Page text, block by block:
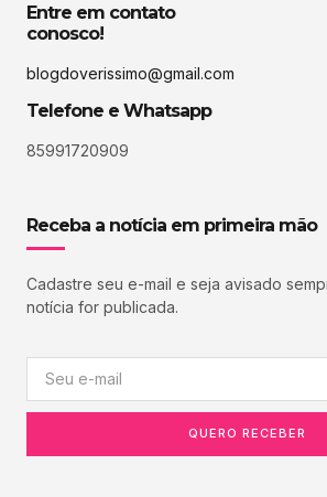
Entre em contato
conosco!
blogdoverissimo@gmail.com
Telefone e Whatsapp
85991720909
Receba a notícia em primeira mão
Cadastre seu e-mail e seja avisado
notícia for publicada.
QUERO RECEBER